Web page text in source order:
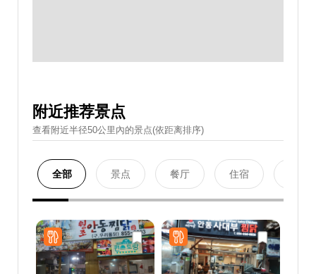
附近推荐景点
查看附近半径50公里內的景点(依距离排序)
全部 景点 餐厅 住宿